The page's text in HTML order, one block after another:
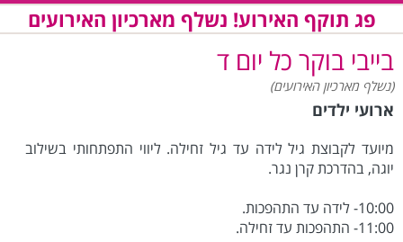
פג תוקף האירוע! נשלף מארכיון האירועים
בייבי בוקר כל יום ד
(נשלף מארכיון האירועים)
ארועי ילדים
מיועד לקבוצת גיל לידה עד גיל זחילה. ליווי התפתחותי בשילוב
יוגה, בהדרכת קרן נגר.
10:00- לידה עד התהפכות.
11:00- התהפכות עד זחילה.